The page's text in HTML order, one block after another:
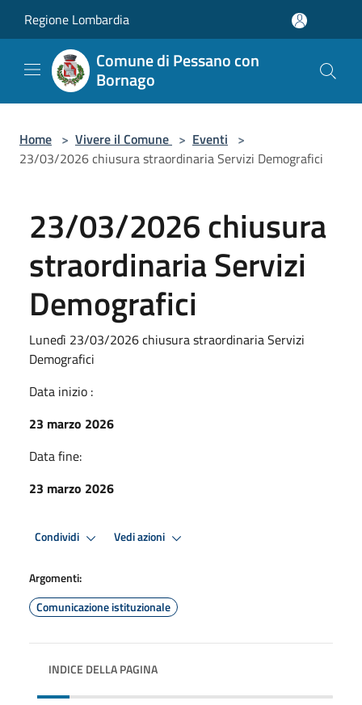
Regione Lombardia
Comune di Pessano con
Bornago
Home > Vivere il Comune > Eventi >
23/03/2026 chiusura straordinaria Servizi Demografici
23/03/2026 chiusura
straordinaria Servizi
Demografici
Lunedì 23/03/2026 chiusura straordinaria Servizi
Demografici
Data inizio :
23 marzo 2026
Data fine:
23 marzo 2026
Condividi Vedi azioni
Argomenti:
Comunicazione istituzionale
INDICE DELLA PAGINA